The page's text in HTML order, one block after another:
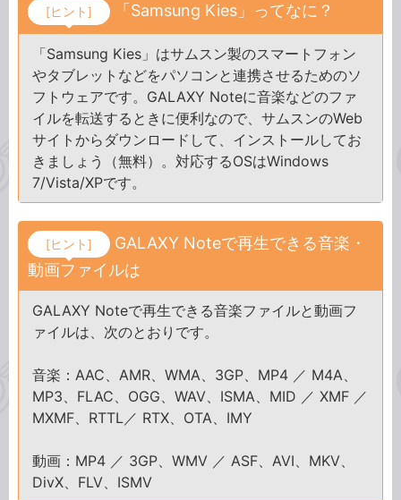
[ヒント] 「Samsung Kies」ってなに？
「Samsung Kies」はサムスン製のスマートフォン
やタブレットなどをパソコンと連携させるためのソ
フトウェアです。GALAXY Noteに音楽などのファ
イルを転送するときに便利なので、サムスンのWeb
サイトからダウンロードして、インストールしてお
きましょう（無料）。対応するOSはWindows
7/Vista/XPです。
[ヒント]
GALAXY Noteで再生できる音楽・
動画ファイルは
GALAXY Noteで再生できる音楽ファイルと動画フ
ァイルは、次のとおりです。
音楽：AAC、AMR、WMA、3GP、MP4 ／ M4A、
MP3、FLAC、OGG、WAV、ISMA、MID ／ XMF ／
MXMF、RTTL／ RTX、OTA、IMY
動画：MP4 ／ 3GP、WMV ／ ASF、AVI、MKV、
DivX、FLV、ISMV